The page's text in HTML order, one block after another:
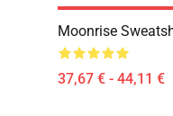
Moonrise
37,67 € - 44,11 €